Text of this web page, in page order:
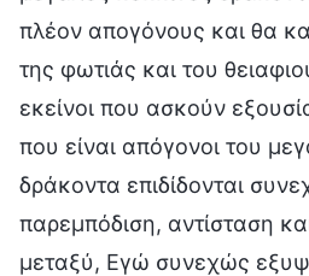
πλέον απογόνους και θα
της φωτιάς και του
εκείνοι που ασκούν
που είναι απόγονοι του
δράκοντα επιδίδονται
παρεμπόδιση, αντίσταση
μεταξύ, Εγώ συνεχώς